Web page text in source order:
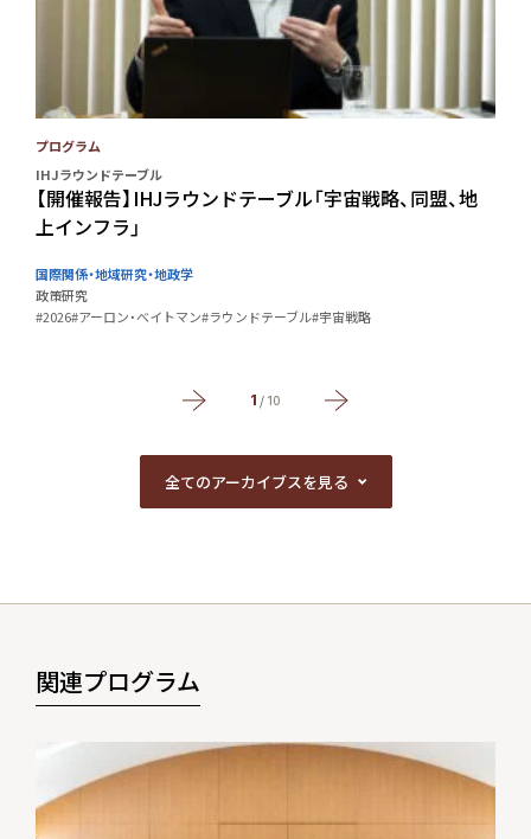
プログラム
IHJラウンドテーブル
【開催報告】IHJラウンドテーブル「宇宙戦略、同盟、地
上インフラ」
国際関係・地域研究・地政学
政策研究
#2026#アーロン・べイトマン#ラウンドテーブル#宇宙戦略
1 / 10
全てのアーカイブスを見る
全てのアーカイブスを見る
関連プログラム